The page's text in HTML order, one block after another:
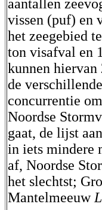
aantallen
vissen (puf) en
het zeegebied
ton visafval en
kunnen hiervan
de
concurrentie
Noordse
gaat, de lijst
in iets mindere
af, Noordse
het slechtst;
Mantelmeeuw